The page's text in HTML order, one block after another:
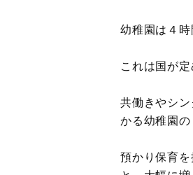
幼稚園は４時
これは国が
共働きやシ
かる幼稚園
預かり保育